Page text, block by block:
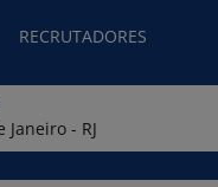
RECRUTADORES